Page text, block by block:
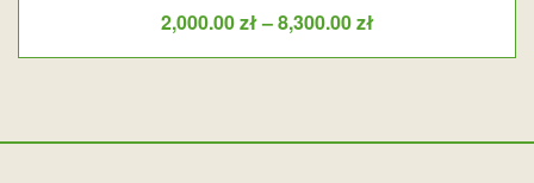
2,000.00zł–8,300.00zł